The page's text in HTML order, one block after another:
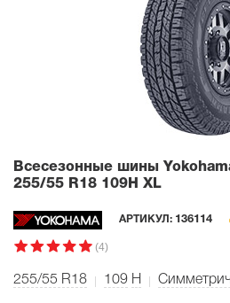
Всесезонные шины
255/55 R18 109H XL
АРТИКУЛ: 136114
(4)
255/55 R18 109 H